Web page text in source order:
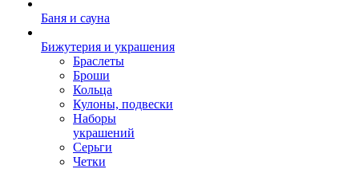
Баня и сауна
Бижутерия и украшения
Браслеты
Броши
Кольца
Кулоны, подвески
Наборы
украшений
Серьги
Четки